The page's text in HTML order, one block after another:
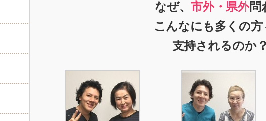
なぜ、 市外・県外問
こんなにも多くの方
支持されるのか